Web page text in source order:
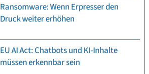
Ransomware: Wenn Erpresser den
Druck weiter erhöhen
EU AI Act: Chatbots und KI-Inhalte
müssen erkennbar sein